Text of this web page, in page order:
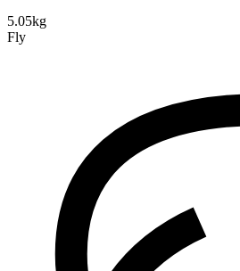
5.05kg
Fly